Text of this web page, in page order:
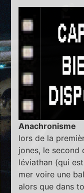
Anachronisme
lors de la
jones, le second
léviathan (qui
mer voire une
alors que dans